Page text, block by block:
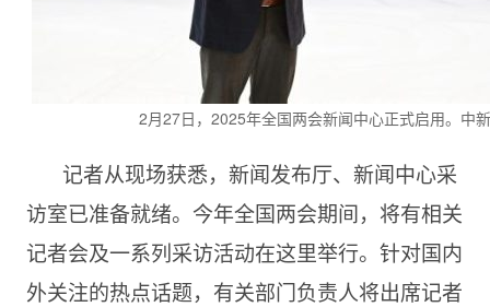
2月27日，2025年全国两会新闻中心正式启用。中
记者从现场获悉，新闻发布厅、新闻中心采
访室已准备就绪。今年全国两会期间，将有相关
记者会及一系列采访活动在这里举行。针对国内
外关注的热点话题，有关部门负责人将出席记者